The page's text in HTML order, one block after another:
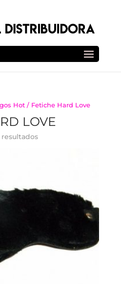
Hot/ Fetiche Hard Love
LOVE
resultados